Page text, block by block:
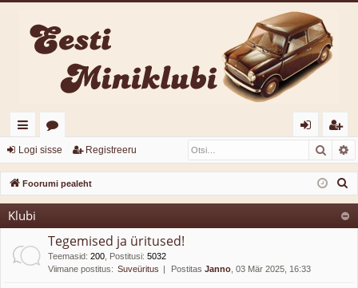
iirl
in
gi
d
o
or
u
d
i
sis
eg
ist
re
Logi sisse Registreeru Otsi
Foorumi pealeht
Klubi
Tegemised ja üritused!
Teemasid: 200 Postitusi: 5032
Viimane postitus: Suveüritus Postitas Janno , 03 Mär 2025, 16:33